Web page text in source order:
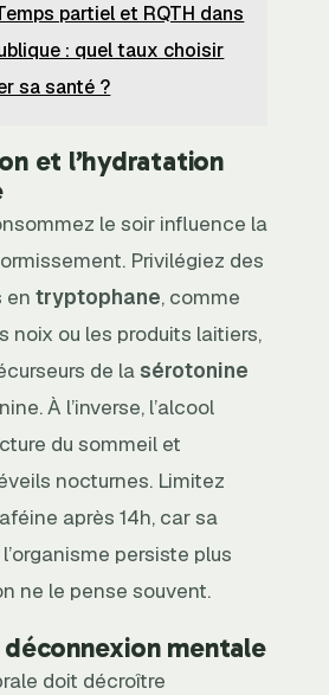
partiel et RQTH dans
: quel taux choisir
sa santé ?
et l’hydratation
le soir influence la
Privilégiez des
en tryptophane, comme
noix ou les produits laitiers,
de la sérotonine
À l’inverse, l’alcool
du sommeil et
nocturnes. Limitez
après 14h, car sa
persiste plus
ne le pense souvent.
mentale
doit décroître